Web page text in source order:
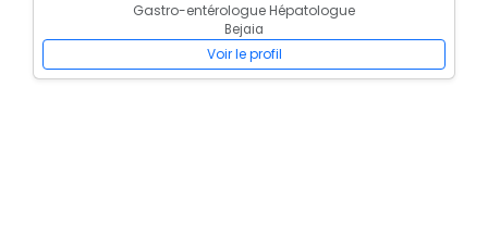
Gastro-entérologue Hépatologue
Bejaia
Voir le profil